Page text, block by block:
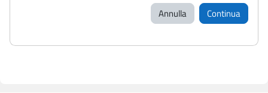
Annulla Continua